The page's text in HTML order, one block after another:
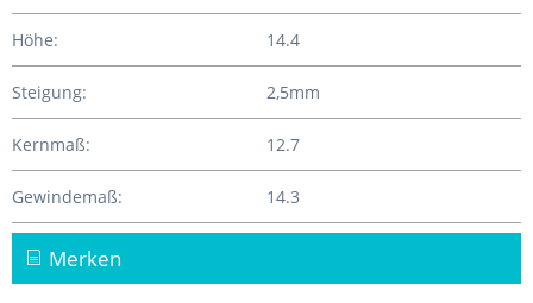
Höhe: 14.4
Steigung: 2,5mm
Kernmaß: 12.7
Gewindemaß: 14.3
Merken